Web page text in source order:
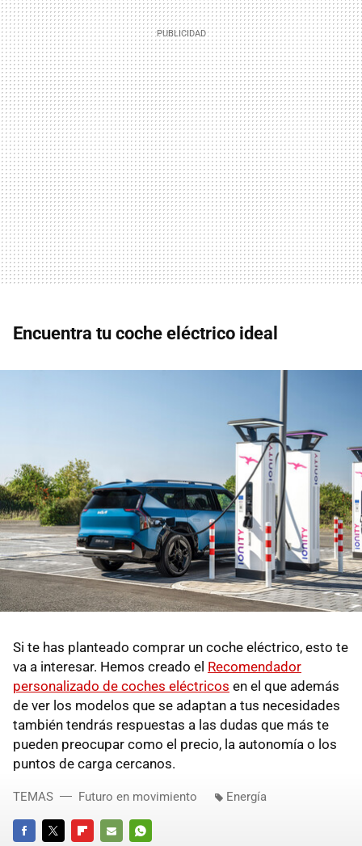
Encuentra tu coche eléctrico ideal
Si te has planteado comprar un coche eléctrico, esto te
va a interesar. Hemos creado el Recomendador
personalizado de coches eléctricos en el que además
de ver los modelos que se adaptan a tus necesidades
también tendrás respuestas a las dudas que más te
pueden preocupar como el precio, la autonomía o los
puntos de carga cercanos.
TEMAS Futuro en movimiento Energía